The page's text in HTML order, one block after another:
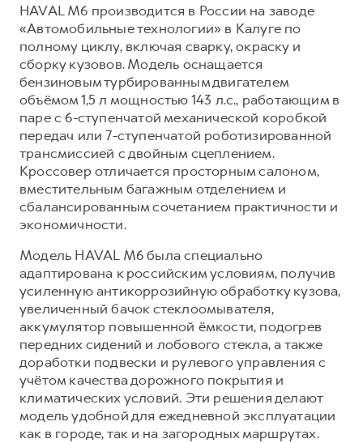
HAVAL M6 производится в России на заводе
«Автомобильные технологии» в Калуге по
полному циклу, включая сварку, окраску и
сборку кузовов. Модель оснащается
бензиновым турбированным двигателем
объёмом 1,5 л мощностью 143 л.с., работающим в
паре с 6-ступенчатой механической коробкой
передач или 7-ступенчатой роботизированной
трансмиссией с двойным сцеплением.
Кроссовер отличается просторным салоном,
вместительным багажным отделением и
сбалансированным сочетанием практичности и
экономичности.
Модель HAVAL M6 была специально
адаптирована к российским условиям, получив
усиленную антикоррозийную обработку кузова,
увеличенный бачок стеклоомывателя,
аккумулятор повышенной ёмкости, подогрев
передних сидений и лобового стекла, а также
доработки подвески и рулевого управления с
учётом качества дорожного покрытия и
климатических условий. Эти решения делают
модель удобной для ежедневной эксплуатации
как в городе, так и на загородных маршрутах.